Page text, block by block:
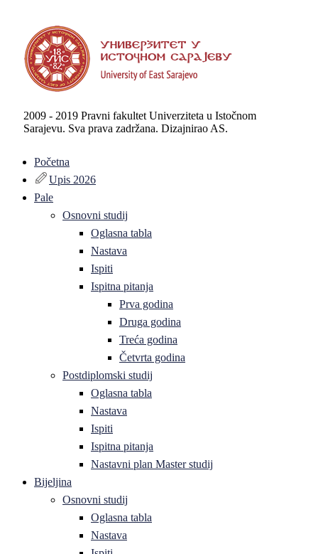
2009 - 2019 Pravni fakultet Univerziteta u Istočnom
Sarajevu. Sva prava zadržana. Dizajnirao AS.
Početna
Upis 2026
Pale
Osnovni studij
Oglasna tabla
Nastava
Ispiti
Ispitna pitanja
Prva godina
Druga godina
Treća godina
Četvrta godina
Postdiplomski studij
Oglasna tabla
Nastava
Ispiti
Ispitna pitanja
Nastavni plan Master studij
Bijeljina
Osnovni studij
Oglasna tabla
Nastava